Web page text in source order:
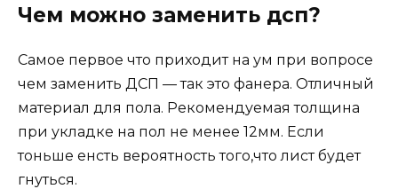
Чем можно заменить дсп?
Самое первое что приходит на ум при вопросе
чем заменить ДСП — так это фанера. Отличный
материал для пола. Рекомендуемая толщина
при укладке на пол не менее 12мм. Если
тоньше енсть вероятность того,что лист будет
гнуться.